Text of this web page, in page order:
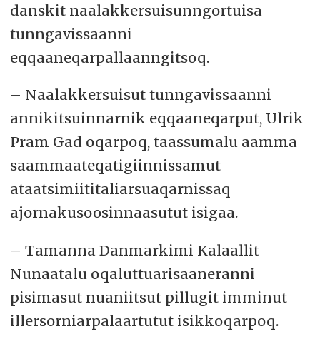
danskit naalakkersuisunngortuisa
tunngavissaanni
eqqaaneqarpallaanngitsoq.
– Naalakkersuisut tunngavissaanni
annikitsuinnarnik eqqaaneqarput, Ulrik
Pram Gad oqarpoq, taassumalu aamma
saammaateqatigiinnissamut
ataatsimiititaliarsuaqarnissaq
ajornakusoosinnaasutut isigaa.
– Tamanna Danmarkimi Kalaallit
Nunaatalu oqaluttuarisaaneranni
pisimasut nuaniitsut pillugit imminut
illersorniarpalaartutut isikkoqarpoq.